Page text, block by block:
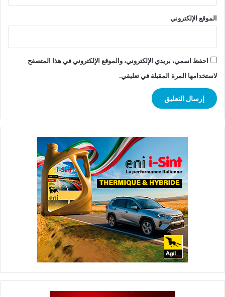
الموقع الإلكتروني
احفظ اسمي، بريدي الإلكتروني، والموقع الإلكتروني في هذا المتصفح
لاستخدامها المرة المقبلة في تعليقي.